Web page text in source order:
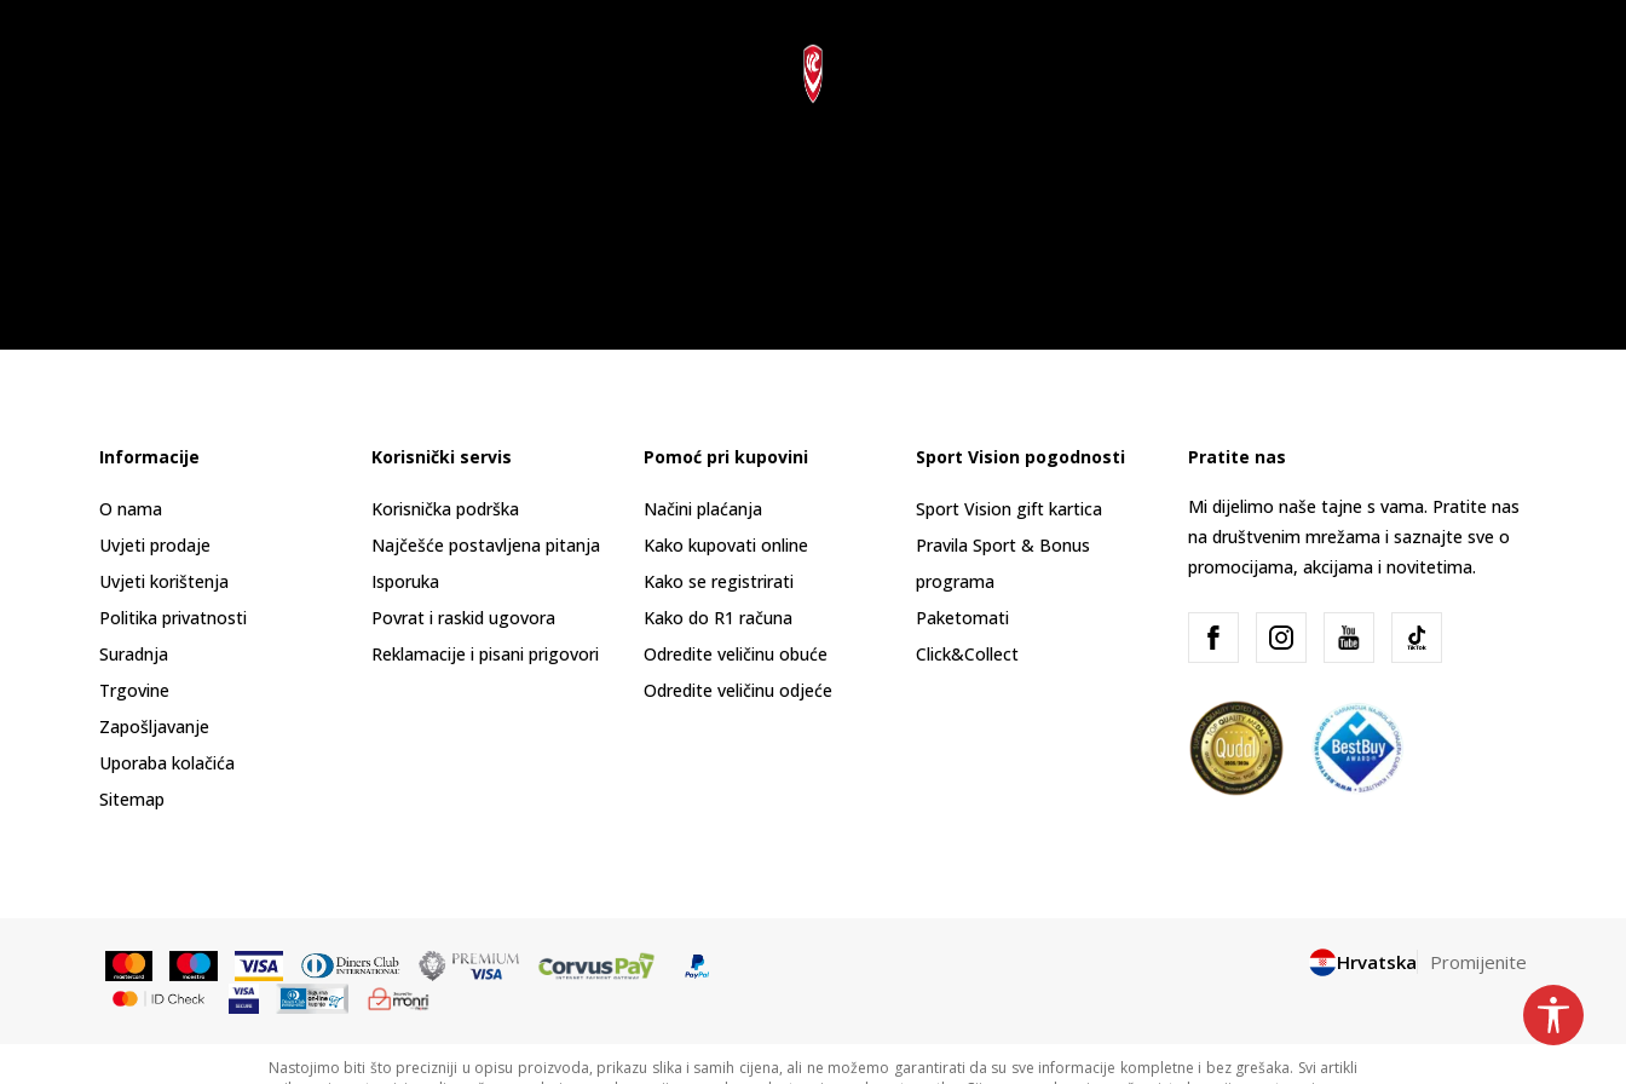
Informacije
O nama
Uvjeti prodaje
Uvjeti korištenja
Politika privatnosti
Suradnja
Trgovine
Zapošljavanje
Uporaba kolačića
Sitemap
Korisnički servis
Korisnička podrška
Najčešće postavljena pitanja
Isporuka
Povrat i raskid ugovora
Reklamacije i pisani prigovori
Pomoć pri kupovini
Načini plaćanja
Kako kupovati online
Kako se registrirati
Kako do R1 računa
Odredite veličinu obuće
Odredite veličinu odjeće
Sport Vision pogodnosti
Sport Vision gift kartica
Pravila Sport & Bonus
programa
Paketomati
Click&Collect
Pratite nas
Mi dijelimo naše tajne s vama. Pratite nas
na društvenim mrežama i saznajte sve o
promocijama, akcijama i novitetima.
Hrvatska Promijenite
Nastojimo biti što precizniji u opisu proizvoda, prikazu slika i samih cijena, ali ne možemo garantirati da su sve informacije kompletne i bez grešaka. Svi artikli